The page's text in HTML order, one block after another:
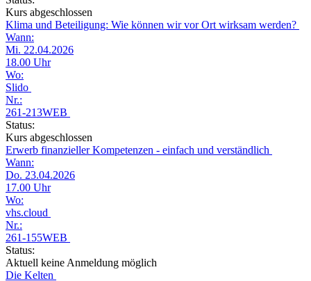
Kurs abgeschlossen
Klima und Beteiligung: Wie können wir vor Ort wirksam werden?
Wann:
Mi. 22.04.2026
18.00 Uhr
Wo:
Slido
Nr.:
261-213WEB
Status:
Kurs abgeschlossen
Erwerb finanzieller Kompetenzen - einfach und verständlich
Wann:
Do. 23.04.2026
17.00 Uhr
Wo:
vhs.cloud
Nr.:
261-155WEB
Status:
Aktuell keine Anmeldung möglich
Die Kelten